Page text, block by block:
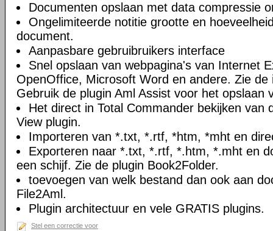
Documenten opslaan met data compressie
Ongelimiteerde notitie grootte en
document.
Aanpasbare gebruibruikers interface
Snel opslaan van webpagina's van Internet
OpenOffice, Microsoft Word en andere. Zie de
Gebruik de plugin Aml Assist voor het opslaan
Het direct in Total Commander bekijken van
View plugin.
Importeren van *.txt, *.rtf, *htm, *mht en
Exporteren naar *.txt, *.rtf, *.htm, *.mht en
een schijf. Zie de plugin Book2Folder.
toevoegen van welk bestand dan ook aan
File2Aml.
Plugin architectuur en vele GRATIS plugins.
Stel een correctie voor